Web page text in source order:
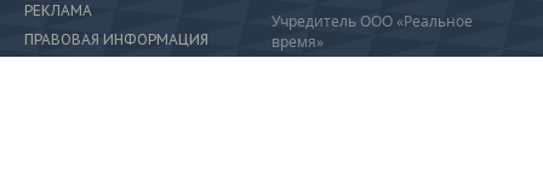
РЕКЛАМА
ПРАВОВАЯ ИНФОРМАЦИЯ
Учредитель ООО «Реальное
время»
Главный редактор Саушина А.А.